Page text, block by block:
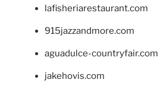
lafisheriarestaurant.com
915jazzandmore.com
aguadulce-countryfair.com
jakehovis.com